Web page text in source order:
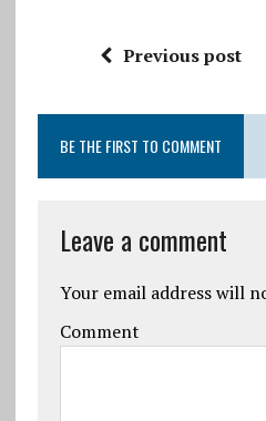
Previous post
BE THE FIRST TO COMMENT
Leave a comment
Your email address will
Comment